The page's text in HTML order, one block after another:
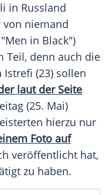
in Russland
von niemand
"Men in Black")
Teil, denn auch die
Istrefi (23) sollen
laut der Seite
(25. Mai)
hierzu nur
Foto auf
veröffentlicht hat,
zu haben.